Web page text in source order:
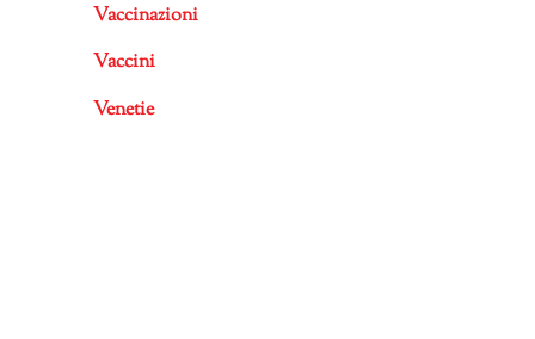
Vaccinazioni
Vaccini
Venetie